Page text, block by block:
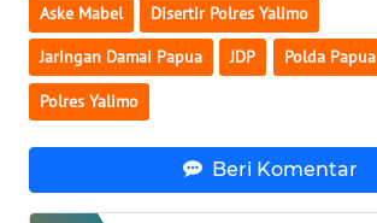
Aske Mabel Disertir Polres Yalimo
Jaringan Damai Papua JDP Polda Papua
Polres Yalimo
Beri Komentar
WN
NUSANTARA
WN
JOGJA
WN